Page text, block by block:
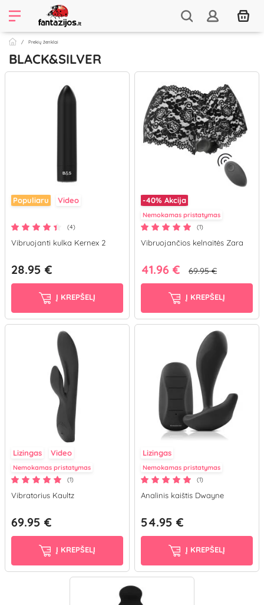
Prekių ženklai
BLACK&SILVER
Populiaru Video
(4)
Vibruojanti kulka Kernex 2
28.95 €
Į KREPŠELĮ
-40% Akcija
Nemokamas pristatymas
(1)
Vibruojančios kelnaitės Zara
41.96 € 69.95 €
Į KREPŠELĮ
Lizingas Video
Nemokamas pristatymas
(1)
Vibratorius Kaultz
69.95 €
Į KREPŠELĮ
Lizingas
Nemokamas pristatymas
(1)
Analinis kaištis Dwayne
54.95 €
Į KREPŠELĮ